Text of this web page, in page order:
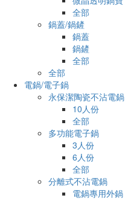
全部
鍋蓋/鍋鏟
鍋蓋
鍋鏟
全部
全部
電鍋/電子鍋
永保潔陶瓷不沾電鍋
10人份
全部
多功能電子鍋
3人份
6人份
全部
分離式不沾電鍋
電鍋專用外鍋